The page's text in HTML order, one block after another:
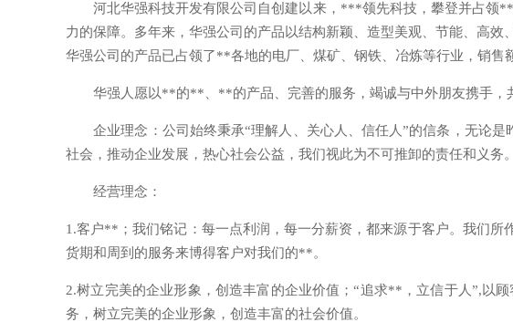
河北华强科技开发有限公司自创建以来，***领先科技，攀登并占领
力的保障。多年来，华强公司的产品以结构新颖、造型美观、节能、高
华强公司的产品已占领了**各地的电厂、煤矿、钢铁、冶炼等行业，销
华强人愿以**的**、**的产品、完善的服务，竭诚与中外朋友携手，
企业理念：公司始终秉承“理解人、关心人、信任人”的信条，无论是
社会，推动企业发展，热心社会公益，我们视此为不可推卸的责任和义务。
经营理念：
1.客户**；我们铭记：每一点利润，每一分薪资，都来源于客户。我们
货期和周到的服务来博得客户对我们的**。
2.树立完美的企业形象，创造丰富的企业价值；“追求**，立信于人”,以
务，树立完美的企业形象，创造丰富的社会价值。